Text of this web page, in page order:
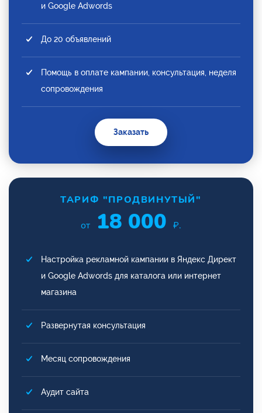
и Google Adwords
До 20 объявлений
Помощь в оплате кампании, консультация, неделя
сопровождения
Заказать
ТАРИФ "ПРОДВИНУТЫЙ"
от 18 000 ₽.
Настройка рекламной кампании в Яндекс Директ
и Google Adwords для каталога или интернет
магазина
Развернутая консультация
Месяц сопровождения
Аудит сайта